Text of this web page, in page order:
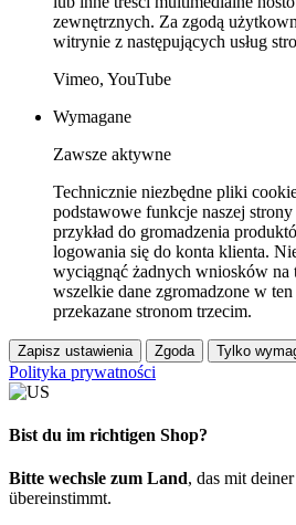
zewnętrznych. Za zgodą
witrynie z następujących usług
Vimeo, YouTube
Wymagane
Zawsze aktywne
Technicznie niezbędne pliki
podstawowe funkcje naszej strony
przykład do gromadzenia
logowania się do konta klienta.
wyciągnąć żadnych wniosków na
wszelkie dane zgromadzone w
przekazane stronom trzecim.
Zapisz ustawienia Zgoda Tylko
Polityka prywatności
Bist du im richtigen Shop?
Bitte wechsle zum Land, das mit
übereinstimmt.